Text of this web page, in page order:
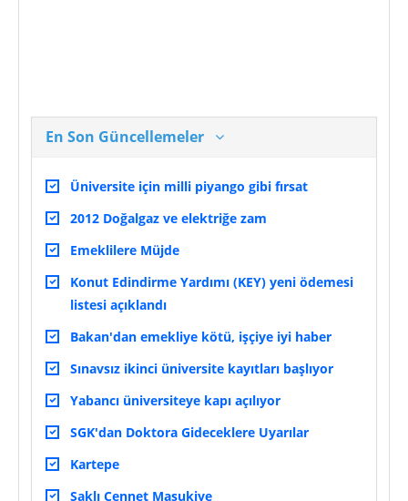
En Son Güncellemeler
Üniversite için milli piyango gibi fırsat
2012 Doğalgaz ve elektriğe zam
Emeklilere Müjde
Konut Edindirme Yardımı (KEY) yeni ödemesi
listesi açıklandı
Bakan'dan emekliye kötü, işçiye iyi haber
Sınavsız ikinci üniversite kayıtları başlıyor
Yabancı üniversiteye kapı açılıyor
SGK'dan Doktora Gideceklere Uyarılar
Kartepe
Saklı Cennet Maşukiye